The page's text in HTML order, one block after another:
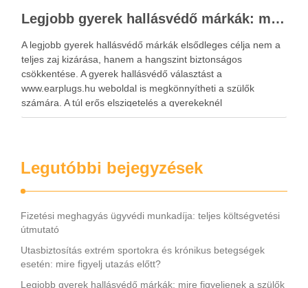
Legjobb gyerek hallásvédő márkák: mire figyeljenek a szülők választáskor?
A legjobb gyerek hallásvédő márkák elsődleges célja nem a
teljes zaj kizárása, hanem a hangszint biztonságos
csökkentése. A gyerek hallásvédő választást a
www.earplugs.hu weboldal is megkönnyítheti a szülők
számára. A túl erős elszigetelés a gyerekeknél
kényelmetlenséget, félelmet vagy dezorientáltságot is
Legutóbbi bejegyzések
Fizetési meghagyás ügyvédi munkadíja: teljes költségvetési
útmutató
Utasbiztosítás extrém sportokra és krónikus betegségek
esetén: mire figyelj utazás előtt?
Legjobb gyerek hallásvédő márkák: mire figyeljenek a szülők